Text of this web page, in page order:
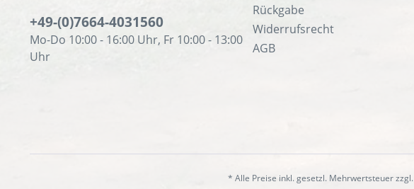
+49-(0)7664-4031560
Mo-Do 10:00 - 16:00 Uhr, Fr 10:00 - 13:00
Uhr
Rückgabe
Widerrufsrecht
AGB
* Alle Preise inkl. gesetzl. Mehrwertsteuer zzgl.